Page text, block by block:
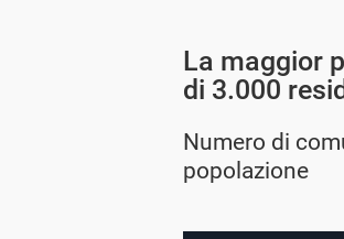
La maggior
di 3.000
Numero di
popolazione